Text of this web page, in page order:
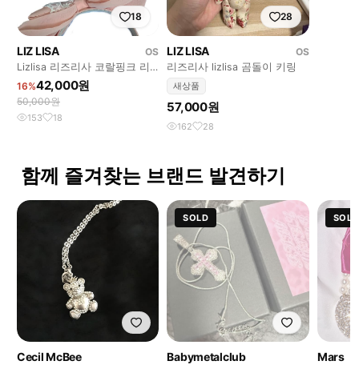
18
LIZ LISA
OS
Lizlisa 리즈리사 코랄핑크 리
본 카츄사 머리띠
16%42,000원
50,000원
153 18
28
LIZ LISA
OS
리즈리사 lizlisa 곰돌이 키링
새상품
57,000원
162 28
함께 즐겨찾는 브랜드 발견하기
Cecil McBee
SOLD
Babymetalclub
SOLD
Mars